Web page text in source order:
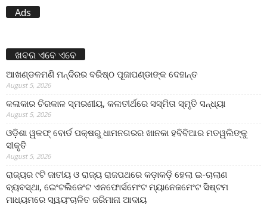
Ads
ଖବର ଏବେ ଏବେ
ଆଖଣ୍ଡଳମଣି ମନ୍ଦିରର ବରିଷ୍ଠ ପୂଜାପଣ୍ଡାଙ୍କ ଦେହାନ୍ତ
August 5, 2026
କଳାକାର ଚିରକାଳ ସ୍ମରଣୀୟ, କଳାତୀର୍ଥରେ ସସ୍ମିତା ସ୍ମୃତି ସନ୍ଧ୍ୟା
August 5, 2026
ଓଡ଼ିଶା ୱକଫ୍ ବୋର୍ଡ ପକ୍ଷରୁ ଧାମନଗରର ଖାନକା ହବିବିଆର ମତୱଲିଙ୍କୁ
ସୀକୃତି
August 5, 2026
ରାଜ୍ୟର ୯ଟି ଜାତୀୟ ଓ ରାଜ୍ୟ ରାଜପଥରେ କଡ଼ାକଡ଼ି ହେଲା ଇ-ଚାଲାଣ
ବ୍ୟବସ୍ଥା, ଇେଂଟଲିଜେଂଟ ଏନଫୋର୍ସମେଂଟ ମ୍ୟାନେଜମେଂଟ ସିଷ୍ଟମ
ମାଧ୍ୟମରେ ସ୍ୱୟଂଚାଳିତ ଜରିମାନା ଆଦାୟ